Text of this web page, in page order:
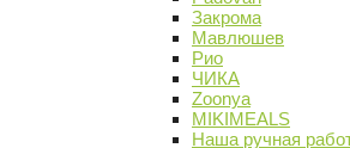
Закрома
Мавлюшев
Рио
ЧИКА
Zoonya
MIKIMEALS
Наша ручная